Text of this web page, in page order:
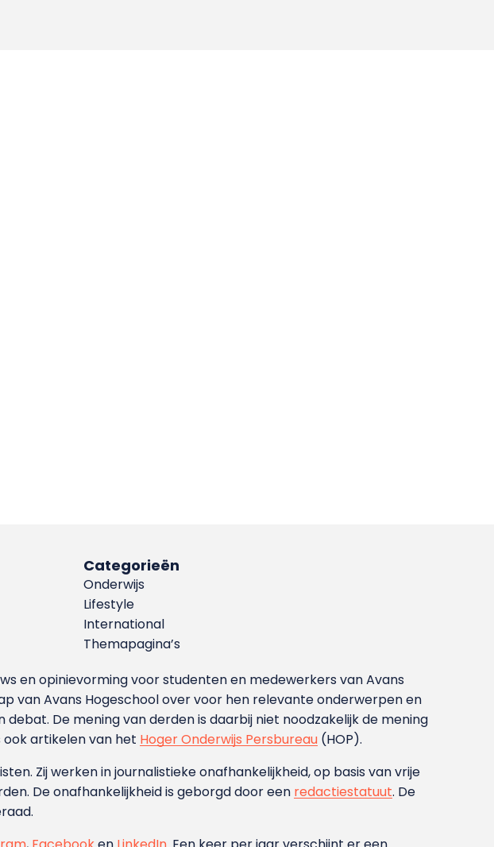
Categorieën
Onderwijs
Lifestyle
International
Themapagina’s
en opinievorming voor studenten en medewerkers van Avans
van Avans Hogeschool over voor hen relevante onderwerpen en
De mening van derden is daarbij niet noodzakelijk de mening
artikelen van het Hoger Onderwijs Persbureau (HOP).
Zij werken in journalistieke onafhankelijkheid, op basis van vrije
De onafhankelijkheid is geborgd door een redactiestatuut. De